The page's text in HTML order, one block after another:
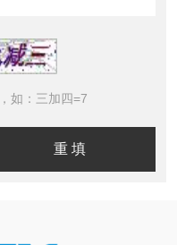
如：三加四=7